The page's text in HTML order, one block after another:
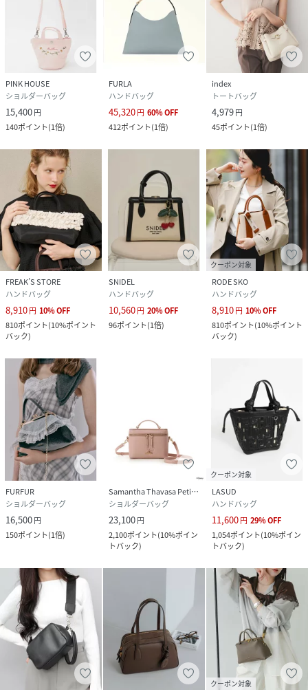
PINK HOUSE
ショルダーバッグ
15,400円
140ポイント(1倍)
FURLA
ハンドバッグ
45,320円 60%OFF
412ポイント(1倍)
index
トートバッグ
4,979円
45ポイント(1倍)
FREAK’S STORE
ハンドバッグ
8,910円 10%OFF
810ポイント(10%ポイント
バック)
SNIDEL
ハンドバッグ
10,560円 20%OFF
96ポイント(1倍)
クーポン対象
RODE SKO
ハンドバッグ
8,910円 10%OFF
810ポイント(10%ポイント
バック)
FURFUR
ショルダーバッグ
16,500円
150ポイント(1倍)
Samantha Thavasa Petit Choice
ショルダーバッグ
23,100円
2,100ポイント(10%ポイン
トバック)
クーポン対象
LASUD
ハンドバッグ
11,600円 29%OFF
1,054ポイント(10%ポイン
トバック)
クーポン対象